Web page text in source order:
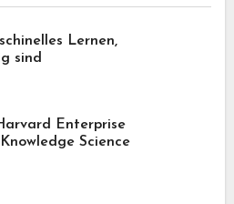
Lernen,
sind
Enterprise
Science